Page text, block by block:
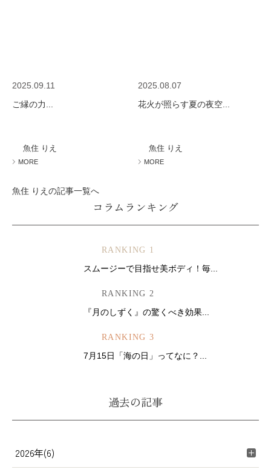
2025.09.11
ご縁の力...
魚住 りえ
MORE
2025.08.07
花火が照らす夏の夜空...
魚住 りえ
MORE
魚住 りえの記事一覧へ
コラムランキング
RANKING 1
スムージーで目指せ美ボディ！毎...
RANKING 2
『月のしずく』の驚くべき効果...
RANKING 3
7月15日「海の日」ってなに？...
過去の記事
2026年(6)